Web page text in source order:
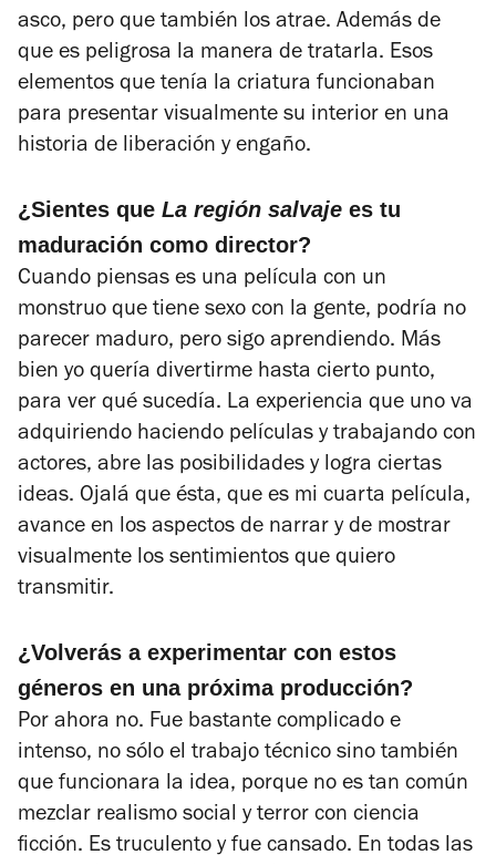
asco, pero que también los atrae. Además de
que es peligrosa la manera de tratarla. Esos
elementos que tenía la criatura funcionaban
para presentar visualmente su interior en una
historia de liberación y engaño.
¿Sientes que La región salvaje es tu
maduración como director?
Cuando piensas es una película con un
monstruo que tiene sexo con la gente, podría no
parecer maduro, pero sigo aprendiendo. Más
bien yo quería divertirme hasta cierto punto,
para ver qué sucedía. La experiencia que uno va
adquiriendo haciendo películas y trabajando con
actores, abre las posibilidades y logra ciertas
ideas. Ojalá que ésta, que es mi cuarta película,
avance en los aspectos de narrar y de mostrar
visualmente los sentimientos que quiero
transmitir.
¿Volverás a experimentar con estos
géneros en una próxima producción?
Por ahora no. Fue bastante complicado e
intenso, no sólo el trabajo técnico sino también
que funcionara la idea, porque no es tan común
mezclar realismo social y terror con ciencia
ficción. Es truculento y fue cansado. En todas las